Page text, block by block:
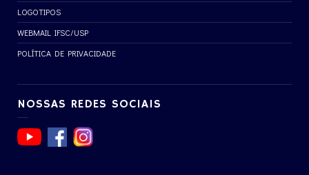
LOGOTIPOS
WEBMAIL IFSC/USP
POLÍTICA DE PRIVACIDADE
NOSSAS REDES SOCIAIS